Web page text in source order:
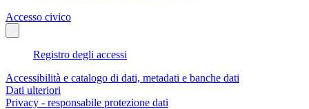
Accesso civico
Registro degli accessi
Accessibilità e catalogo di dati, metadati e banche dati
Dati ulteriori
Privacy - responsabile protezione dati